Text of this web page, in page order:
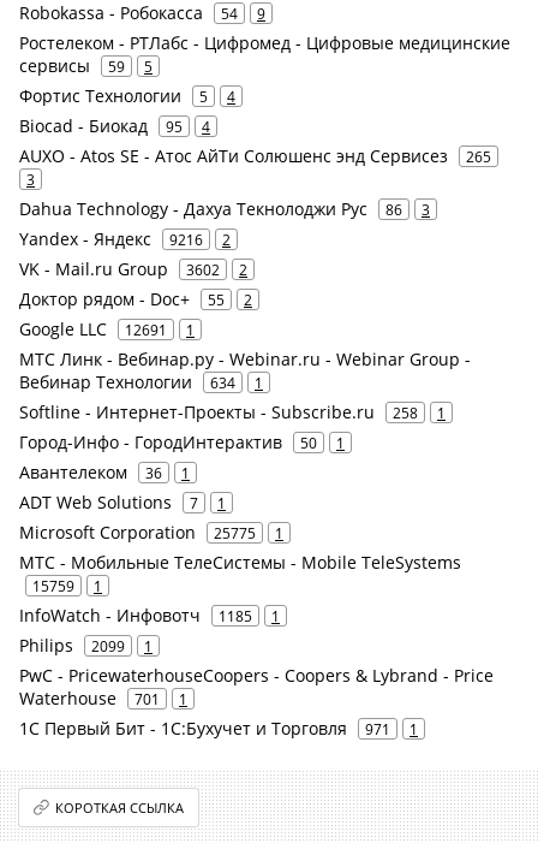
Robokassa - Робокасса 54 9
Ростелеком - РТЛабс - Цифромед - Цифровые медицинские
сервисы
59 5
Фортис Технологии 5 4
Biocad - Биокад 95 4
AUXO - Atos SE - Атос АйТи Солюшенс энд Сервисез
265
3
Dahua Technology - Дахуа Текнолоджи Рус 86 3
Yandex - Яндекс 9216 2
VK - Mail.ru Group 3602 2
Доктор рядом - Doc+ 55 2
Google LLC 12691 1
МТС Линк - Вебинар.ру - Webinar.ru - Webinar Group -
Вебинар Технологии
634 1
Softline - Интернет-Проекты - Subscribe.ru 258 1
Город-Инфо - ГородИнтерактив 50 1
Авантелеком 36 1
ADT Web Solutions 7 1
Microsoft Corporation 25775 1
МТС - Мобильные ТелеСистемы - Mobile TeleSystems
15759 1
InfoWatch - Инфовотч 1185 1
Philips 2099 1
PwC - PricewaterhouseCoopers - Coopers & Lybrand - Price
Waterhouse
701 1
1С Первый Бит - 1С:Бухучет и Торговля 971 1
КОРОТКАЯ ССЫЛКА